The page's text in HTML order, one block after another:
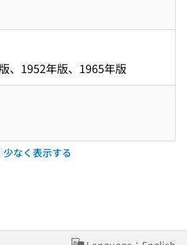
、1952年版、1965年版
少なく表示する